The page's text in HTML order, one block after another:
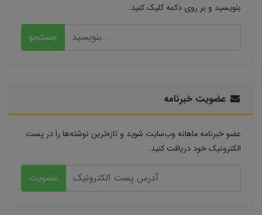
بنویسید و بر روی دکمه کلیک کنید.
جستجو
عضویت خبرنامه
عضو خبرنامه ماهانه وب‌سایت شوید و تازه‌ترین نوشته‌ها را در پست
الکترونیک خود دریافت کنید.
عضویت